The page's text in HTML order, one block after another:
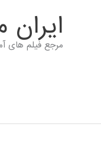
مرجع فیلم های